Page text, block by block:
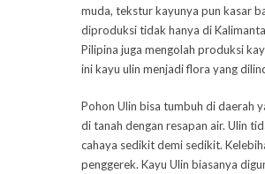
muda, tekstur kayunya pun kasar
diproduksi tidak hanya di
Pilipina juga mengolah produksi
ini kayu ulin menjadi flora yang
Pohon Ulin bisa tumbuh di daerah
di tanah dengan resapan air. Ulin
cahaya sedikit demi sedikit.
penggerek. Kayu Ulin biasanya